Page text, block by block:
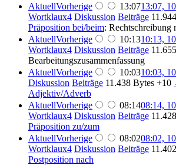
AktuellVorherige 13:0713:07,
Wortklaux4 Diskussion Beiträge
Präposition bei/beim: Rechtschreibung
AktuellVorherige 10:1310:13,
Wortklaux4 Diskussion Beiträge
Bearbeitungszusammenfassung
AktuellVorherige 10:0310:03,
Diskussion Beiträge 11.438 Bytes +10
Adjektiv/Adverb
AktuellVorherige 08:1408:14,
Wortklaux4 Diskussion Beiträge
Präposition zu/zum
AktuellVorherige 08:0208:02,
Wortklaux4 Diskussion Beiträge
Postposition nach